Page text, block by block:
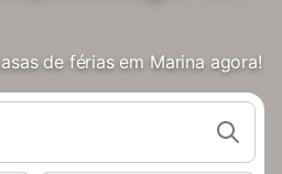
de férias em Marina agora!